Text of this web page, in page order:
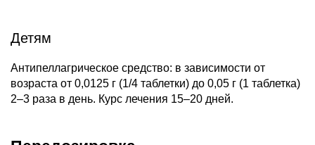
Детям
Антипеллагрическое средство: в зависимости от
возраста от 0,0125 г (1/4 таблетки) до 0,05 г (1 таблетка)
2–3 раза в день. Курс лечения 15–20 дней.